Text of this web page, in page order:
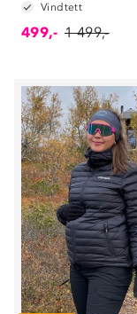
Vindtett
499,- 1 499,-